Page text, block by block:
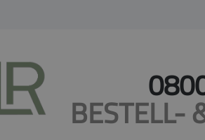
BESTELL-